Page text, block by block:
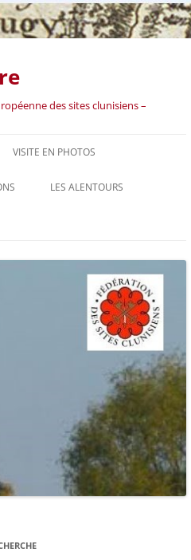
des sites clunisiens –
VISITE EN PHOTOS
VIDÉO « DES RACINES ET DES
LES ALENTOURS
LES BORDS DE GUYE : DU
CHÂTEAU DE CHASSIGNOLLES AU
MOULIN DE BESSEUIL
LE BOURG DE BONNAY
LE HAMEAU DE SAINT-HIPPOLYTE
LE HAMEAU DES CHAUMES